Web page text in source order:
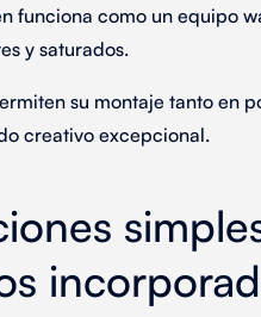
funciona como un equipo
y saturados.
su montaje tanto en
creativo excepcional.